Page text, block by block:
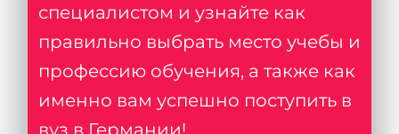
специалистом и узнайте как
правильно выбрать место учебы и
профессию обучения, а также как
именно вам успешно поступить в
вуз в Германии!